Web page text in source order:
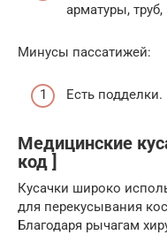
арматуры,
Минусы пассатижей:
Есть подделки.
Медицинские
код ]
Кусачки широко
для перекусывания
Благодаря рычагам